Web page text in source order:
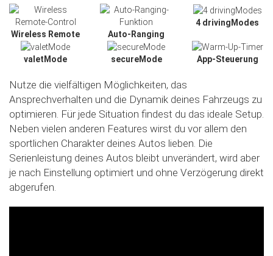
Wireless Remote Auto-Ranging
4 drivingModes
valetMode secureMode App-Steuerung
Nutze die vielfältigen Möglichkeiten, das
Ansprechverhalten und die Dynamik deines Fahrzeugs zu
optimieren. Für jede Situation findest du das ideale Setup.
Neben vielen anderen Features wirst du vor allem den
sportlichen Charakter deines Autos lieben. Die
Serienleistung deines Autos bleibt unverändert, wird aber
je nach Einstellung optimiert und ohne Verzögerung direkt
abgerufen.
Slide02